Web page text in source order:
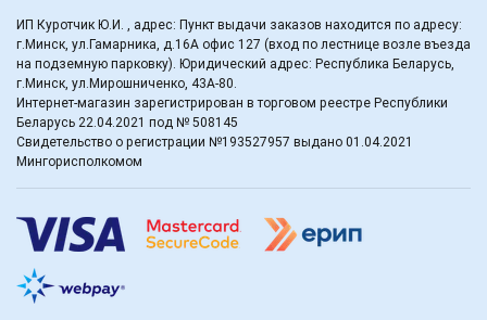
ИП Куротчик Ю.И. , адрес: Пункт выдачи заказов находится по адресу:
г.Минск, ул.Гамарника, д.16А офис 127 (вход по лестнице возле въезда
на подземную парковку). Юридический адрес: Республика Беларусь,
г.Минск, ул.Мирошниченко, 43А-80.
Интернет-магазин зарегистрирован в торговом реестре Республики
Беларусь 22.04.2021 под № 508145
Свидетельство о регистрации №193527957 выдано 01.04.2021
Мингорисполкомом